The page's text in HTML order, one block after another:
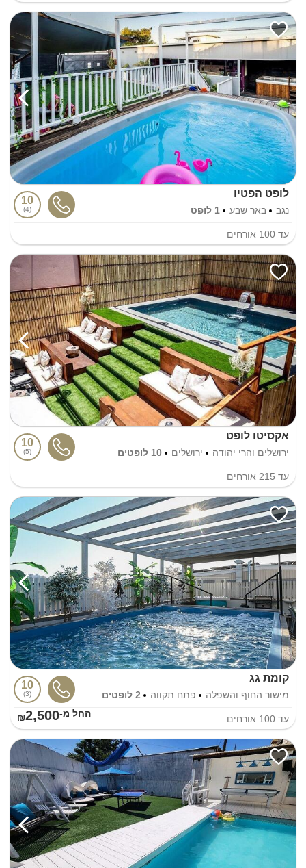
לופט הפטיו
נגב באר שבע 1 לופט
10
4
עד 100 אורחים
אקסיטו לופט
ירושלים והרי יהודה ירושלים 10 לופטים
10
5
עד 215 אורחים
קומת גג
מישור החוף והשפלה פתח תקווה 2 לופטים
10
3
עד 100 אורחים החל מ-₪2,500